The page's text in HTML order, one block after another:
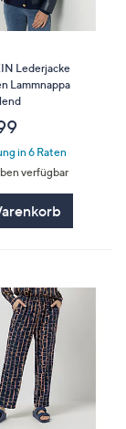
Lederjacke
Lammnappa
in 6 Raten
verfügbar